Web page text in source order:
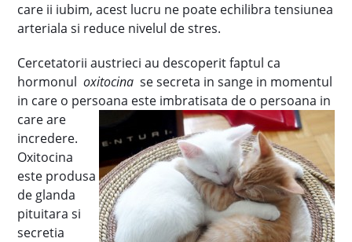
care ii iubim, acest lucru ne poate echilibra tensiunea
arteriala si reduce nivelul de stres.
Cercetatorii austrieci au descoperit faptul ca
hormonul oxitocina se secreta in sange in momentul
in care o persoana este imbratisata de o persoana in
care are
incredere.
Oxitocina
este produsa
de glanda
pituitara si
secretia